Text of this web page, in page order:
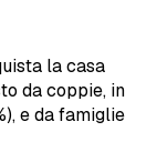
la casa
da coppie, in
e da famiglie